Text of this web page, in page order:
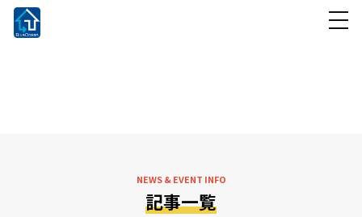
NEWS & EVENT INFO
記事一覧